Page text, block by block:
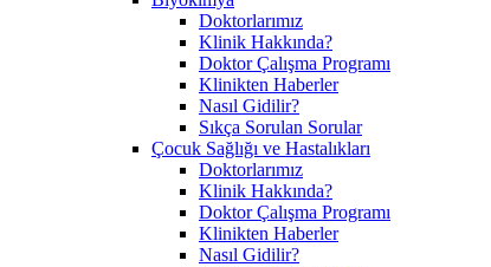
Doktorlarımız
Klinik Hakkında?
Doktor Çalışma Programı
Klinikten Haberler
Nasıl Gidilir?
Sıkça Sorulan Sorular
Çocuk Sağlığı ve Hastalıkları
Doktorlarımız
Klinik Hakkında?
Doktor Çalışma Programı
Klinikten Haberler
Nasıl Gidilir?